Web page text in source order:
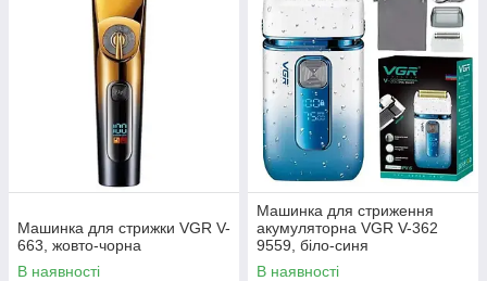
Машинка для стрижки VGR V-
663, жовто-чорна
В наявності
Машинка для стриження
акумуляторна VGR V-362
9559, біло-синя
В наявності